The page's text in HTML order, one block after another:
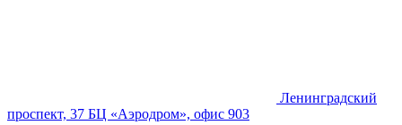
Ленинградский
проспект, 37 БЦ «Аэродром», офис 903